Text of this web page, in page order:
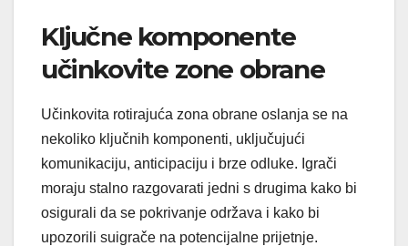
Ključne komponente
učinkovite zone obrane
Učinkovita rotirajuća zona obrane oslanja se na
nekoliko ključnih komponenti, uključujući
komunikaciju, anticipaciju i brze odluke. Igrači
moraju stalno razgovarati jedni s drugima kako bi
osigurali da se pokrivanje održava i kako bi
upozorili suigrače na potencijalne prijetnje.